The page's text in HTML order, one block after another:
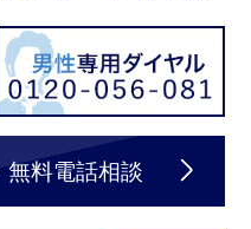
無料電話相談